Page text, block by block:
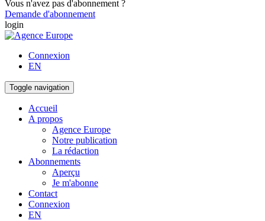
Vous n'avez pas d'abonnement ?
Demande d'abonnement
login
Connexion
EN
Toggle navigation
Accueil
A propos
Agence Europe
Notre publication
La rédaction
Abonnements
Aperçu
Je m'abonne
Contact
Connexion
EN